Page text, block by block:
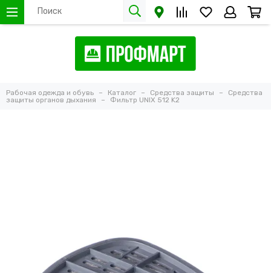
Рабочая одежда и обувь Каталог Средства защиты
Средства
защиты органов дыхания
Фильтр UNIX 512 K2